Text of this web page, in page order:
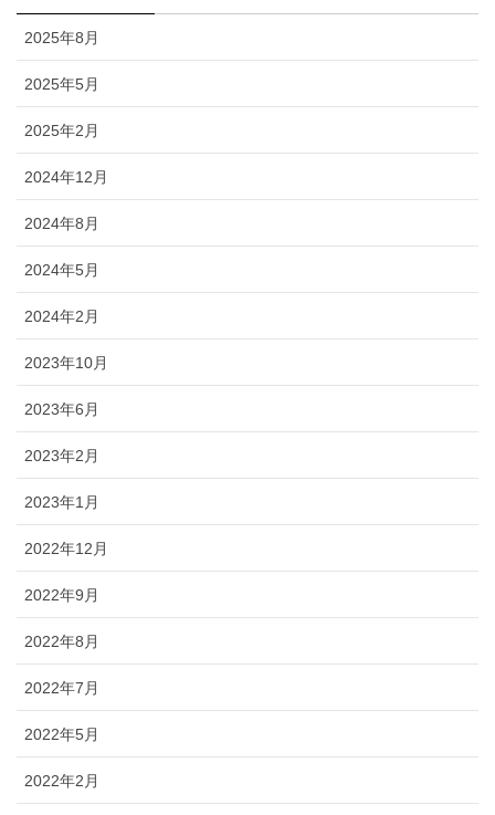
2025年8月
2025年5月
2025年2月
2024年12月
2024年8月
2024年5月
2024年2月
2023年10月
2023年6月
2023年2月
2023年1月
2022年12月
2022年9月
2022年8月
2022年7月
2022年5月
2022年2月